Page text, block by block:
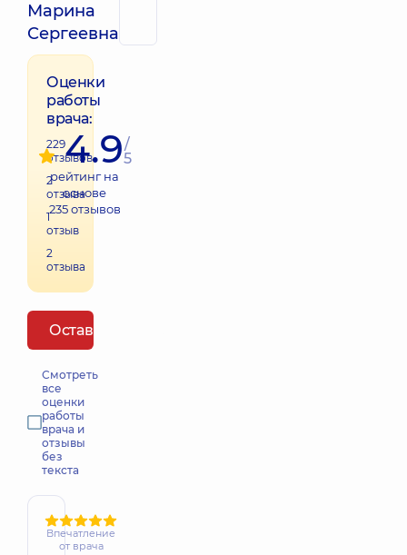
Марина
Сергеевна
Оценки
работы
врача:
229
отзывов
2
отзыва
1
отзыв
2
отзыва
4.9/
5
рейтинг на
основе
235отзывов
Оставить отзыв
Смотреть
все
оценки
работы
врача и
отзывы
без
текста
Впечатление
от врача